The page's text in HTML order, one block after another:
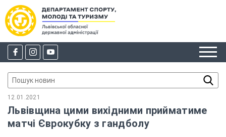
12.01.2021
Львівщина цими вихідними прийматиме
матчі Єврокубку з гандболу